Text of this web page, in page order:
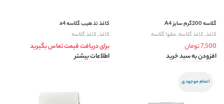
گلاسه 200گرم سایز A4
کاغذ,کاغذ گلاسه,مقوا گلاسه
7,500تومان
افزودن به سبد خرید
کاغذ تذ هیب گلاسه a4
کاغذ,کاغذ گلاسه
برای دریافت قیمت تماس بگیرید
اطلاعات بیشتر
اتمام موجودی